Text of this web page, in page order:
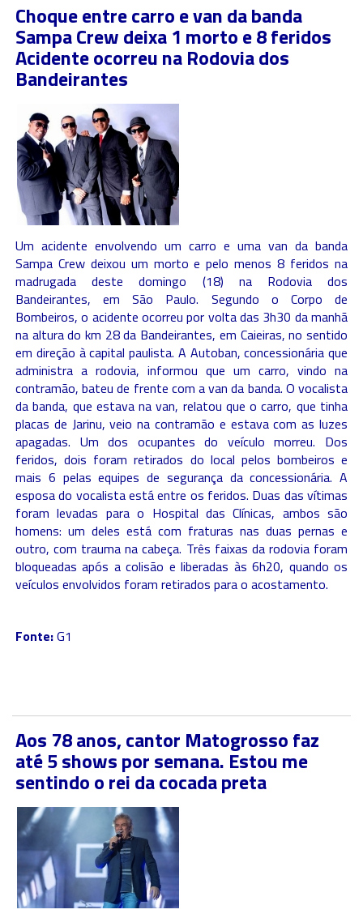
Choque entre carro e van da banda
Sampa Crew deixa 1 morto e 8 feridos
Acidente ocorreu na Rodovia dos
Bandeirantes
Um acidente envolvendo um carro e uma van da banda
Sampa Crew deixou um morto e pelo menos 8 feridos na
madrugada deste domingo (18) na Rodovia dos
Bandeirantes, em São Paulo. Segundo o Corpo de
Bombeiros, o acidente ocorreu por volta das 3h30 da manhã
na altura do km 28 da Bandeirantes, em Caieiras, no sentido
em direção à capital paulista. A Autoban, concessionária que
administra a rodovia, informou que um carro, vindo na
contramão, bateu de frente com a van da banda. O vocalista
da banda, que estava na van, relatou que o carro, que tinha
placas de Jarinu, veio na contramão e estava com as luzes
apagadas. Um dos ocupantes do veículo morreu. Dos
feridos, dois foram retirados do local pelos bombeiros e
mais 6 pelas equipes de segurança da concessionária. A
esposa do vocalista está entre os feridos. Duas das vítimas
foram levadas para o Hospital das Clínicas, ambos são
homens: um deles está com fraturas nas duas pernas e
outro, com trauma na cabeça. Três faixas da rodovia foram
bloqueadas após a colisão e liberadas às 6h20, quando os
veículos envolvidos foram retirados para o acostamento.
Fonte:G1
Aos 78 anos, cantor Matogrosso faz
até 5 shows por semana. Estou me
sentindo o rei da cocada preta